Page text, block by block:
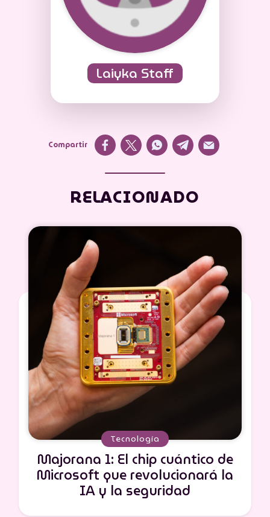
Compartir
RELACIONADO
Tecnología
Majorana 1: El chip cuántico de
Microsoft que revolucionará la
IA y la seguridad
Laiyka Staff